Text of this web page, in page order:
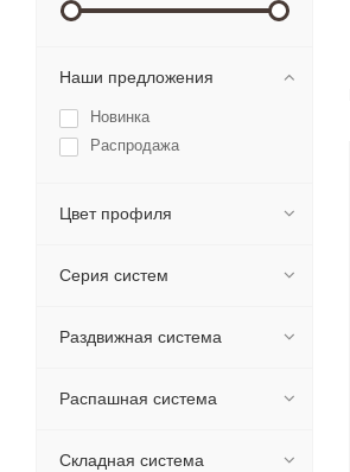
Наши предложения
Новинка
Распродажа
Цвет профиля
Серия систем
Раздвижная система
Распашная система
Складная система